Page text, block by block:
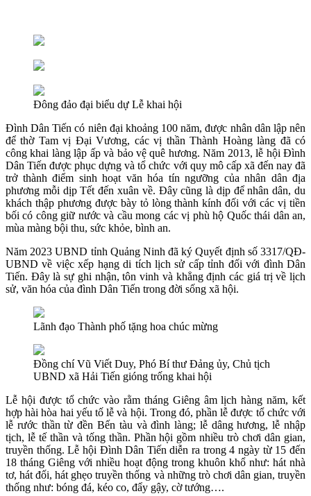
Đông đảo đại biểu dự Lễ khai hội
Đình Dân Tiến có niên đại khoảng 100 năm, được nhân dân lập nên
để thờ Tam vị Đại Vương, các vị thần Thành Hoàng làng đã có
công khai làng lập ấp và bảo vệ quê hương. Năm 2013, lễ hội Đình
Dân Tiến được phục dựng và tổ chức với quy mô cấp xã đến nay đã
trở thành điểm sinh hoạt văn hóa tín ngưỡng của nhân dân địa
phương mỗi dịp Tết đến xuân về. Đây cũng là dịp để nhân dân, du
khách thập phương được bày tỏ lòng thành kính đối với các vị tiền
bối có công giữ nước và cầu mong các vị phù hộ Quốc thái dân an,
mùa màng bội thu, sức khỏe, bình an.
Năm 2023 UBND tỉnh Quảng Ninh đã ký Quyết định số 3317/QĐ-
UBND về việc xếp hạng di tích lịch sử cấp tỉnh đối với đình Dân
Tiến. Đây là sự ghi nhận, tôn vinh và khẳng định các giá trị về lịch
sử, văn hóa của đình Dân Tiến trong đời sống xã hội.
Lãnh đạo Thành phố tặng hoa chúc mừng
Đồng chí Vũ Viết Duy, Phó Bí thư Đảng ủy, Chủ tịch
UBND xã Hải Tiến gióng trống khai hội
Lễ hội được tổ chức vào rằm tháng Giêng âm lịch hàng năm, kết
hợp hài hòa hai yếu tố lễ và hội. Trong đó, phần lễ được tổ chức với
lễ rước thần từ đền Bến tàu và đình làng; lễ dâng hương, lễ nhập
tịch, lễ tế thần và tống thần. Phần hội gồm nhiều trò chơi dân gian,
truyền thống. Lễ hội Đình Dân Tiến diễn ra trong 4 ngày từ 15 đến
18 tháng Giêng với nhiều hoạt động trong khuôn khổ như: hát nhà
tơ, hát đối, hát ghẹo truyền thống và những trò chơi dân gian, truyền
thống như: bóng đá, kéo co, đẩy gậy, cờ tướng….